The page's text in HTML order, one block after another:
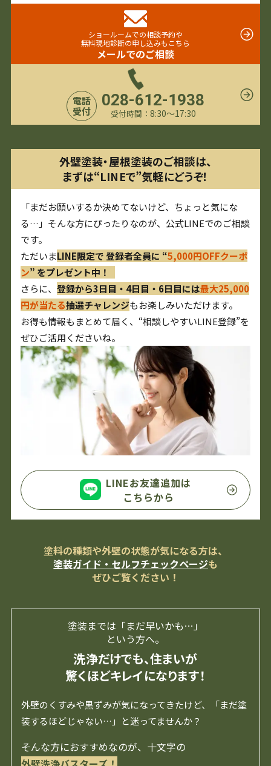
ショールームでの相談予約や
無料現地診断の申し込みもこちら
メールでのご相談
電話
受付
028-612-1938
受付時間： 8:30〜17:30
外壁塗装・屋根塗装のご相談は、
まずは“LINEで”気軽にどうぞ！
「まだお願いするか決めてないけど、ちょっと気にな
る…」そんな方にぴったりなのが、公式LINEでのご相談
です。
ただいまLINE限定で 登録者全員に “5,000円OFFクーポ
ン” をプレゼント中！
さらに、登録から3日目・4日目・6日目には最大25,000
円が当たる抽選チャレンジもお楽しみいただけます。
お得も情報もまとめて届く、“相談しやすいLINE登録”を
ぜひご活用くださいね。
LINEお友達追加は
こちらから
塗料の種類や外壁の状態が気になる方は、
塗装ガイド・セルフチェックページも
ぜひご覧ください！
塗装までは「まだ早いかも…」
という方へ。
洗浄だけでも、住まいが
驚くほどキレイになります！
外壁のくすみや黒ずみが気になってきたけど、「まだ塗
装するほどじゃない…」と迷ってませんか？
そんな方におすすめなのが、十文字の